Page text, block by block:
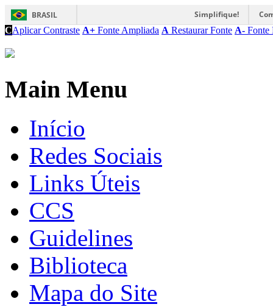
BRASIL Simplifique!
CAplicar Contraste A+ Fonte Ampliada A Restaurar Fonte A- Fonte
Main Menu
Início
Redes Sociais
Links Úteis
CCS
Guidelines
Biblioteca
Mapa do Site